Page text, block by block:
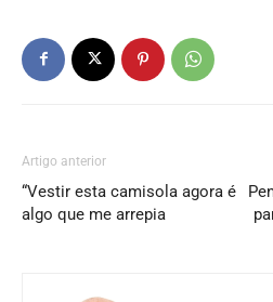
Artigo anterior
“Vestir esta camisola agora é
algo que me arrepia